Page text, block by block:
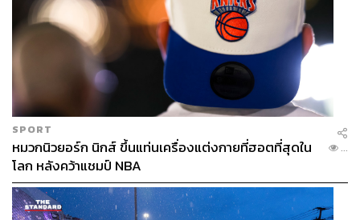
SPORT
หมวกนิวยอร์ก นิกส์ ขึ้นแท่นเครื่องแต่งกายที่ฮอตที่สุดใน
โลก หลังคว้าแชมป์ NBA
...